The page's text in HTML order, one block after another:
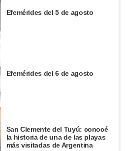
Efemérides del 5 de agosto
Efemérides del 6 de agosto
San Clemente del Tuyú: conocé
la historia de una de las playas
más visitadas de Argentina